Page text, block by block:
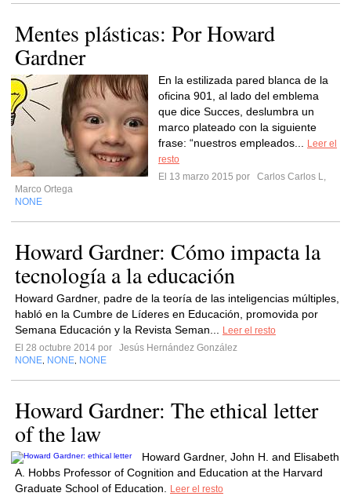
Mentes plásticas: Por Howard
Gardner
En la estilizada pared blanca de la
oficina 901, al lado del emblema
que dice Succes, deslumbra un
marco plateado con la siguiente
frase: “nuestros empleados...
Leer el
resto
El 13 marzo 2015 por
Carlos Carlos L,
Marco Ortega
NONE
Howard Gardner: Cómo impacta la
tecnología a la educación
Howard Gardner, padre de la teoría de las inteligencias múltiples,
habló en la Cumbre de Líderes en Educación, promovida por
Semana Educación y la Revista Seman...
Leer el resto
El 28 octubre 2014 por
Jesús Hernández González
NONE NONE NONE
Howard Gardner: The ethical letter
of the law
Howard Gardner, John H. and Elisabeth
A. Hobbs Professor of Cognition and Education at the Harvard
Graduate School of Education.
Leer el resto